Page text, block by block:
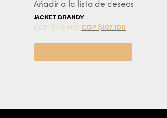
Añadir a la lista de deseos
JACKET BRANDY
COP $179.900 COP $107.100